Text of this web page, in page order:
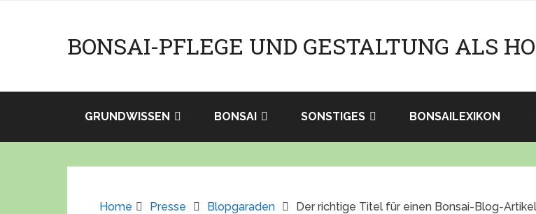
BONSAI-PFLEGE UND GESTALTUNG ALS
GRUNDWISSEN BONSAI SONSTIGES BONSAILEXIKON
Home Presse Blopgaraden Der richtige Titel für einen Bonsai-Blog-